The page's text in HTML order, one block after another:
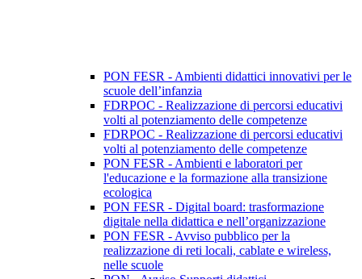
PON FESR - Ambienti didattici innovativi per le
scuole dell’infanzia
FDRPOC - Realizzazione di percorsi educativi
volti al potenziamento delle competenze
FDRPOC - Realizzazione di percorsi educativi
volti al potenziamento delle competenze
PON FESR - Ambienti e laboratori per
l'educazione e la formazione alla transizione
ecologica
PON FESR - Digital board: trasformazione
digitale nella didattica e nell’organizzazione
PON FESR - Avviso pubblico per la
realizzazione di reti locali, cablate e wireless,
nelle scuole